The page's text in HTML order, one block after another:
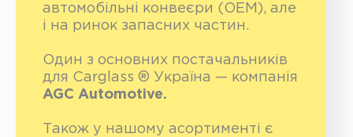
автомобільні конвеєри (ОЕМ), але
і на ринок запасних частин.
Один з основних постачальників
для Carglass ® Україна — компанія
AGC Automotive.
Також у нашому асортименті є